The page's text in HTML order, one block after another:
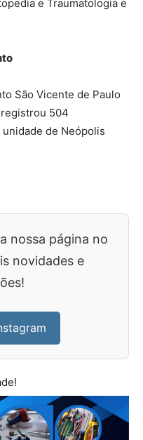
e Traumatologia e
São Vicente de Paulo
504
de Neópolis
nossa página no
novidades e